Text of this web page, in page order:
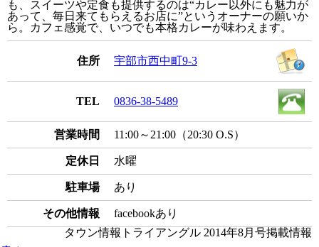
も、スイーツや定食も提供するのは“カレー以外にも魅力が
あって、毎日来てもらえるお店に”というオーナーの願いか
ら。カフェ感覚で、いつでも本格カレーが味わえます。
住所 宇部市西中町9-3
TEL 0836-38-5489
営業時間 11:00～21:00（20:30 O.S）
定休日 水曜
駐車場 あり
その他情報
facebookあり
タウン情報トライアングル 2014年8月号掲載情報